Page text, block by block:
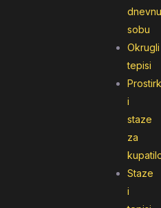
dnevnu
sobu
Okrugli
tepisi
i
staze
za
Staze
i